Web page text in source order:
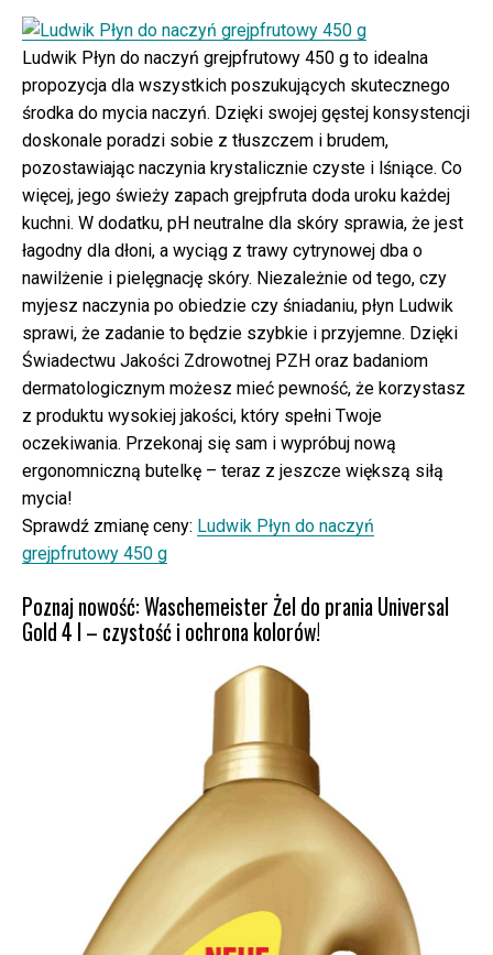
Ludwik Płyn do naczyń grejpfrutowy 450 g to idealna
propozycja dla wszystkich poszukujących skutecznego
środka do mycia naczyń. Dzięki swojej gęstej konsystencji
doskonale poradzi sobie z tłuszczem i brudem,
pozostawiając naczynia krystalicznie czyste i lśniące. Co
więcej, jego świeży zapach grejpfruta doda uroku każdej
kuchni. W dodatku, pH neutralne dla skóry sprawia, że jest
łagodny dla dłoni, a wyciąg z trawy cytrynowej dba o
nawilżenie i pielęgnację skóry. Niezależnie od tego, czy
myjesz naczynia po obiedzie czy śniadaniu, płyn Ludwik
sprawi, że zadanie to będzie szybkie i przyjemne. Dzięki
Świadectwu Jakości Zdrowotnej PZH oraz badaniom
dermatologicznym możesz mieć pewność, że korzystasz
z produktu wysokiej jakości, który spełni Twoje
oczekiwania. Przekonaj się sam i wypróbuj nową
ergonomniczną butelkę – teraz z jeszcze większą siłą
mycia!
Sprawdź zmianę ceny: Ludwik Płyn do naczyń
grejpfrutowy 450 g
Poznaj nowość: Waschemeister Żel do prania Universal
Gold 4 l – czystość i ochrona kolorów!